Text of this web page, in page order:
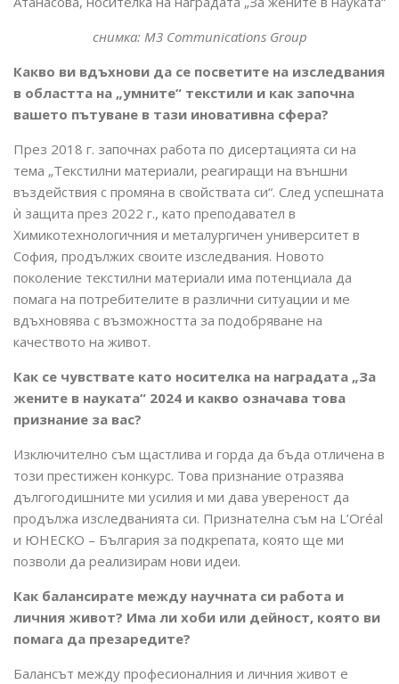
снимка: M3 Communications Group
Какво ви вдъхнови да се посветите на изследвания
в областта на „умните“ текстили и как започна
вашето пътуване в тази иновативна сфера?
През 2018 г. започнах работа по дисертацията си на
тема „Текстилни материали, реагиращи на външни
въздействия с промяна в свойствата си“. След успешната
ѝ защита през 2022 г., като преподавател в
Химикотехнологичния и металургичен университет в
София, продължих своите изследвания. Новото
поколение текстилни материали има потенциала да
помага на потребителите в различни ситуации и ме
вдъхновява с възможността за подобряване на
качеството на живот.
Как се чувствате като носителка на наградата „За
жените в науката“ 2024 и какво означава това
признание за вас?
Изключително съм щастлива и горда да бъда отличена в
този престижен конкурс. Това признание отразява
дългогодишните ми усилия и ми дава увереност да
продължа изследванията си. Признателна съм на L’Oréal
и ЮНЕСКО – България за подкрепата, която ще ми
позволи да реализирам нови идеи.
Как балансирате между научната си работа и
личния живот? Има ли хоби или дейност, която ви
помага да презаредите?
Балансът между професионалния и личния живот е